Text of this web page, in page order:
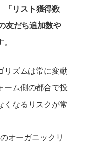
「リスト獲得数
友だち追加数や
リズムは常に変動
ーム側の都合で投
くなるリスクが常
オーガニックリ